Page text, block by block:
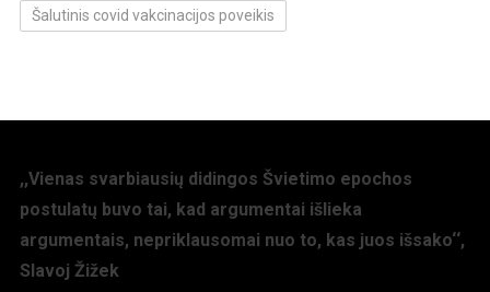
Šalutinis covid vakcinacijos poveikis
,,Vienas svarbiausių didingos Švietimo epochos
postulatų buvo tai, kad argumentai išlieka
argumentais, nepriklausomai nuo to, kas juos išsako‘‘,
Slavoj Žižek